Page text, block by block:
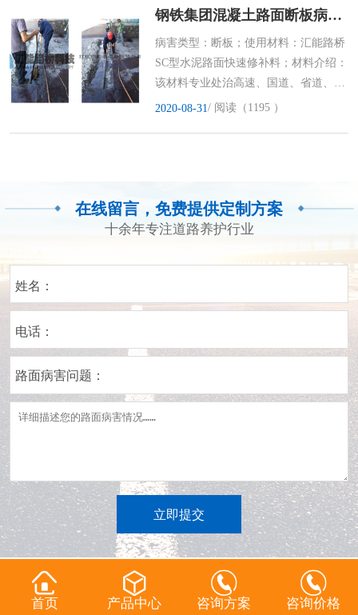
钢铁集团混凝土路面断板病害修补案例
病害类型：断板；使用材料：汇能路桥
SC型水泥路面快速修补料；材料介绍：
该材料专业处治高速、国道、省道、县
乡、市政水泥混凝土道路板角断
2020-08-31/ 阅读（1195 ）
在线留言，免费提供定制方案
十余年专注道路养护行业
姓名：
电话：
路面病害问题：
立即提交
首页 产品中心 咨询方案 咨询价格